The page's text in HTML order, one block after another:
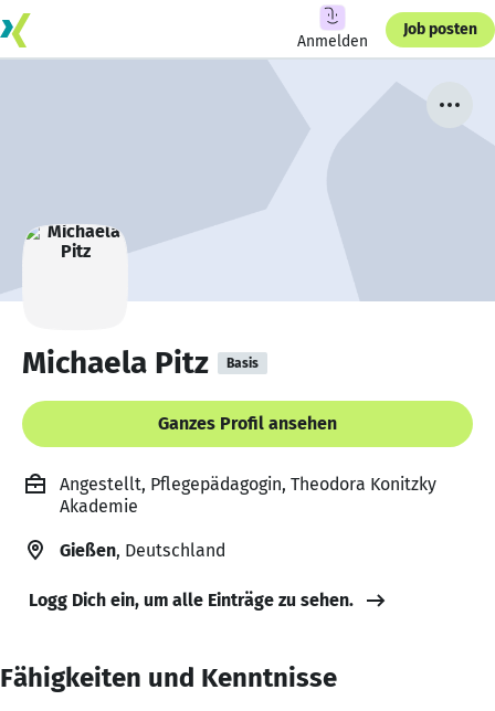
Anmelden
Job posten
Michaela Pitz Basis
Ganzes Profil ansehen
Angestellt, Pflegepädagogin, Theodora Konitzky
Akademie
Gießen, Deutschland
Logg Dich ein, um alle Einträge zu sehen.
Fähigkeiten und Kenntnisse